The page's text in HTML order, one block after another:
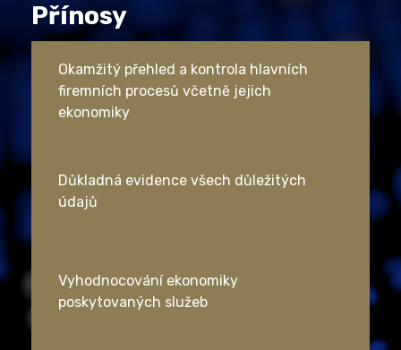
Přínosy
Okamžitý přehled a kontrola hlavních
firemních procesů včetně jejich
ekonomiky
Důkladná evidence všech důležitých
údajů
Vyhodnocování ekonomiky
poskytovaných služeb